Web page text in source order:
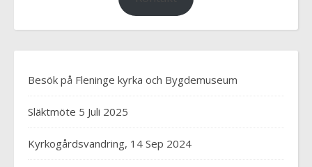
Besök på Fleninge kyrka och Bygdemuseum
Släktmöte 5 Juli 2025
Kyrkogårdsvandring, 14 Sep 2024